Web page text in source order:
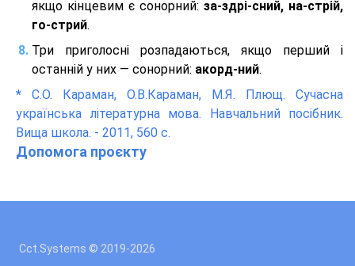
якщо кінцевим є сонорний: за-здрі-сний, на-стрій,
го-стрий.
Три приголосні розпадаються, якщо перший і
останній у них — сонорний: акорд-ний.
* С.О. Караман, О.В.Караман, М.Я. Плющ. Сучасна
українська літературна мова. Навчальний посібник.
Вища школа. - 2011, 560 с.
Допомога проєкту
Cct.Systems © 2019-2026